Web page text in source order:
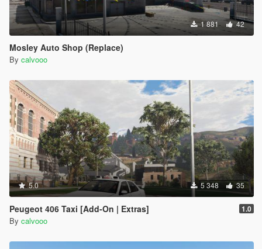
1 881 42
Mosley Auto Shop (Replace)
By calvooo
5.0 5 348 35
Peugeot 406 Taxi [Add-On | Extras] 1.0
By calvooo